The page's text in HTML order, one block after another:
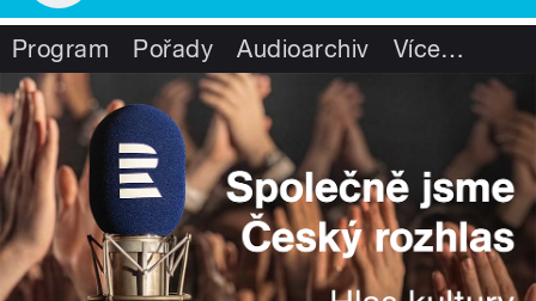
Program Pořady Audioarchiv Více…